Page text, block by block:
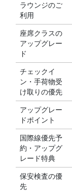
ラウンジのご
利用
座席クラスの
アップグレー
ド
チェックイ
ン・手荷物受
け取りの優先
アップグレー
ドポイント
国際線優先予
約・アップグ
レード特典
保安検査の優
先